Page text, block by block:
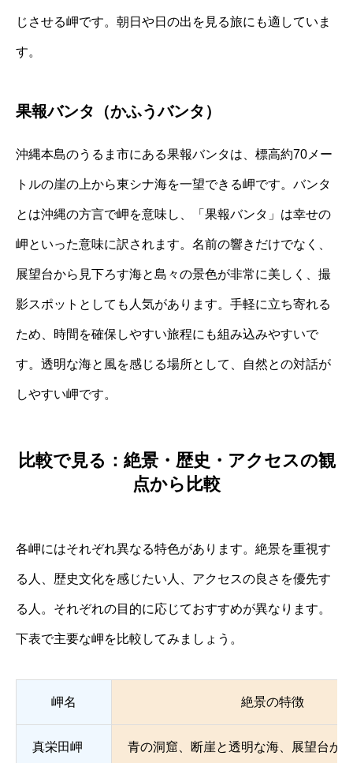
じさせる岬です。朝日や日の出を見る旅にも適していま
す。
果報バンタ（かふうバンタ）
沖縄本島のうるま市にある果報バンタは、標高約70メー
トルの崖の上から東シナ海を一望できる岬です。バンタ
とは沖縄の方言で岬を意味し、「果報バンタ」は幸せの
岬といった意味に訳されます。名前の響きだけでなく、
展望台から見下ろす海と島々の景色が非常に美しく、撮
影スポットとしても人気があります。手軽に立ち寄れる
ため、時間を確保しやすい旅程にも組み込みやすいで
す。透明な海と風を感じる場所として、自然との対話が
しやすい岬です。
比較で見る：絶景・歴史・アクセスの観
点から比較
各岬にはそれぞれ異なる特色があります。絶景を重視す
る人、歴史文化を感じたい人、アクセスの良さを優先す
る人。それぞれの目的に応じておすすめが異なります。
下表で主要な岬を比較してみましょう。
岬名 絶景の特徴
真栄田岬 青の洞窟、断崖と透明な海、展望台か